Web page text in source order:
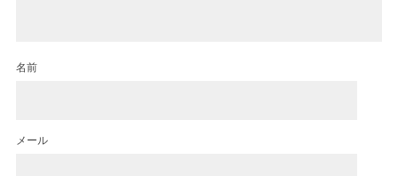
名前
メール